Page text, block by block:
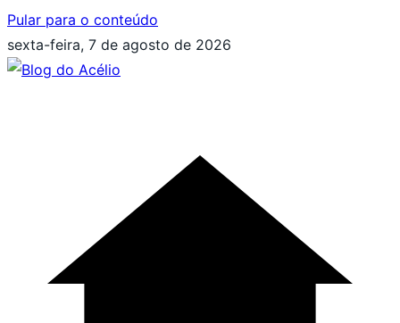
Pular para o conteúdo
sexta-feira, 7 de agosto de 2026